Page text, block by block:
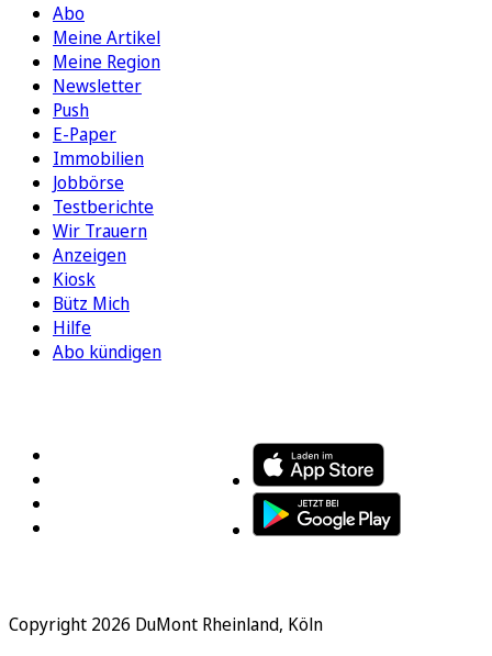
Abo
Meine Artikel
Meine Region
Newsletter
Push
E-Paper
Immobilien
Jobbörse
Testberichte
Wir Trauern
Anzeigen
Kiosk
Bütz Mich
Hilfe
Abo kündigen
Copyright 2026 DuMont Rheinland, Köln